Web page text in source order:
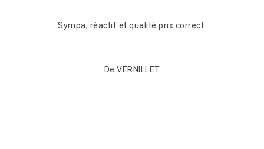
Sympa, réactif et qualité prix correct.
De VERNILLET